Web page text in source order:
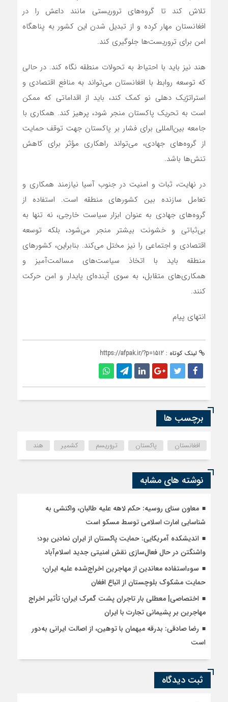
تلاش کند تا گروه‌های تروریستی مانند داعش را در
افغانستان مهار کرده و از تبدیل شدن این کشور به پناهگاه
امن برای تروریست‌ها جلوگیری کند.
هند نیز باید با احتیاط به تحولات منطقه نگاه کند. در حالی
که توسعه روابط با افغانستان می‌تواند به منافع اقتصادی و
استراتژیک دهلی نو کمک کند، باید از اقداماتی که ممکن
است به تحریک پاکستان منجر شود، پرهیز کند. همکاری با
جامعه بین‌المللی برای فشار بر پاکستان جهت توقف حمایت
از گروه‌های جهادی، می‌تواند راهکاری مؤثر برای کاهش
تنش‌ها باشد.
در نهایت، ثبات و امنیت در جنوب آسیا نیازمند همکاری و
تعامل سازنده بین کشورهای منطقه است. استفاده از
گروه‌های جهادی به عنوان ابزار سیاست خارجی، نه تنها به
بی‌ثباتی و خشونت بیشتر منجر می‌شود، بلکه توسعه
اقتصادی و اجتماعی را نیز مختل می‌کند. بنابراین، کشورهای
منطقه باید با اتخاذ سیاست‌های مسالمت‌آمیز و
همکاری‌های متقابل، به سوی آینده‌ای پایدار و امن حرکت
کنند.
انتهای پیام
لینک کوتاه : https://afpak.ir/?p=1512
برچسب ها
افغانستان پاکستان تروریسم کشمیر هند
نوشته های مشابه
معاون سنای روسیه: حکم لاهه علیه طالبان، واکنشی به
شناسایی امارت اسلامی توسط مسکو است
اندیشکده آمریکایی: حمایت پاکستان از ایران نمادین بود؛
واشنگتن در حال فعال‌سازی نقش امنیتی جدید اسلام‌آباد
سوءاستفاده معاندین از مهاجرین اخراج‌شده علیه ایران؛
حمایت مشکوک بلوچستان از اتباع افغان
اختصاصی| معطلی بار تاجران پشت گمرک ایران؛ تأثیر اخراج
مهاجرین بر پشیمانی تجارت با ایران
رضا صادقی: بدرقه میهمان با توهین، از اصالت ایرانی به‌دور
است
ثبت دیدگاه